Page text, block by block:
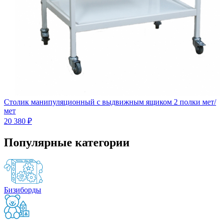
Столик манипуляционный с выдвижным ящиком 2 полки мет/
мет
20 380 ₽
Популярные категории
Бизиборды